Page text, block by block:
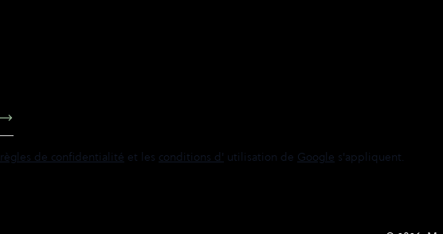
règles de confidentialité et les conditions d' utilisation de Google s'appliquent.